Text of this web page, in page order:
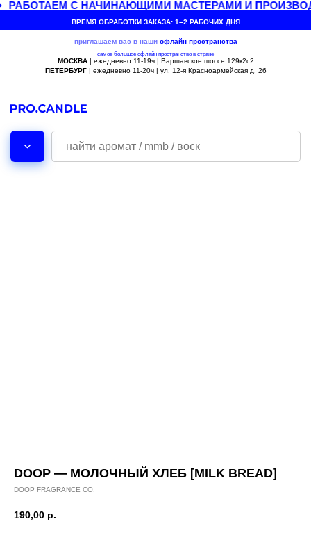
РАБОТАЕМ С НАЧИНАЮЩИМИ МАСТЕРАМИ И
ВРЕМЯ ОБРАБОТКИ ЗАКАЗА: 1–2 РАБОЧИХ ДНЯ
приглашаем вас в наши офлайн пространства
самое большое офлайн пространство в стране
МОСКВА| ежедневно 11-19ч | Варшавское шоссе 129к2с2
ПЕТЕРБУРГ| ежедневно 11-20ч | ул. 12-я Красноармейская д. 26
DOOP — МОЛОЧНЫЙ ХЛЕБ [MILK BREAD]
DOOP FRAGRANCE CO.
190,00 р.